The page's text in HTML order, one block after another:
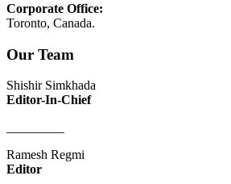
Corporate Office:
Toronto, Canada.
Our Team
Shishir Simkhada
Editor-In-Chief
Ramesh Regmi
Editor